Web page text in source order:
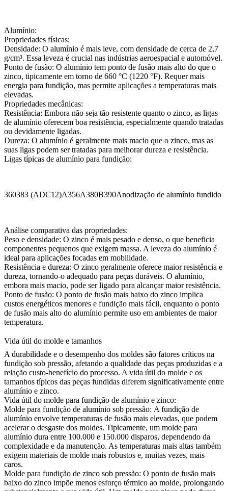
Alumínio:
Propriedades físicas:
Densidade: O alumínio é mais leve, com densidade de cerca de 2,7
g/cm³. Essa leveza é crucial nas indústrias aeroespacial e automóvel.
Ponto de fusão: O alumínio tem ponto de fusão mais alto do que o
zinco, tipicamente em torno de 660 °C (1220 °F). Requer mais
energia para fundição, mas permite aplicações a temperaturas mais
elevadas.
Propriedades mecânicas:
Resistência: Embora não seja tão resistente quanto o zinco, as ligas
de alumínio oferecem boa resistência, especialmente quando tratadas
ou devidamente ligadas.
Dureza: O alumínio é geralmente mais macio que o zinco, mas as
suas ligas podem ser tratadas para melhorar dureza e resistência.
Ligas típicas de alumínio para fundição:
360383 (ADC12)A356A380B390Anodização de alumínio fundido
Análise comparativa das propriedades:
Peso e densidade: O zinco é mais pesado e denso, o que beneficia
componentes pequenos que exigem massa. A leveza do alumínio é
ideal para aplicações focadas em mobilidade.
Resistência e dureza: O zinco geralmente oferece maior resistência e
dureza, tornando-o adequado para peças duráveis. O alumínio,
embora mais macio, pode ser ligado para alcançar maior resistência.
Ponto de fusão: O ponto de fusão mais baixo do zinco implica
custos energéticos menores e fundição mais fácil, enquanto o ponto
de fusão mais alto do alumínio permite uso em ambientes de maior
temperatura.
Vida útil do molde e tamanhos
A durabilidade e o desempenho dos moldes são fatores críticos na
fundição sob pressão, afetando a qualidade das peças produzidas e a
relação custo-benefício do processo. A vida útil do molde e os
tamanhos típicos das peças fundidas diferem significativamente entre
alumínio e zinco.
Vida útil do molde para fundição de alumínio e zinco:
Molde para fundição de alumínio sob pressão: A fundição de
alumínio envolve temperaturas de fusão mais elevadas, que podem
acelerar o desgaste dos moldes. Tipicamente, um molde para
alumínio dura entre 100.000 e 150.000 disparos, dependendo da
complexidade e da manutenção. As temperaturas mais altas também
exigem materiais de molde mais robustos e, muitas vezes, mais
caros.
Molde para fundição de zinco sob pressão: O ponto de fusão mais
baixo do zinco impõe menos esforço térmico ao molde, prolongando